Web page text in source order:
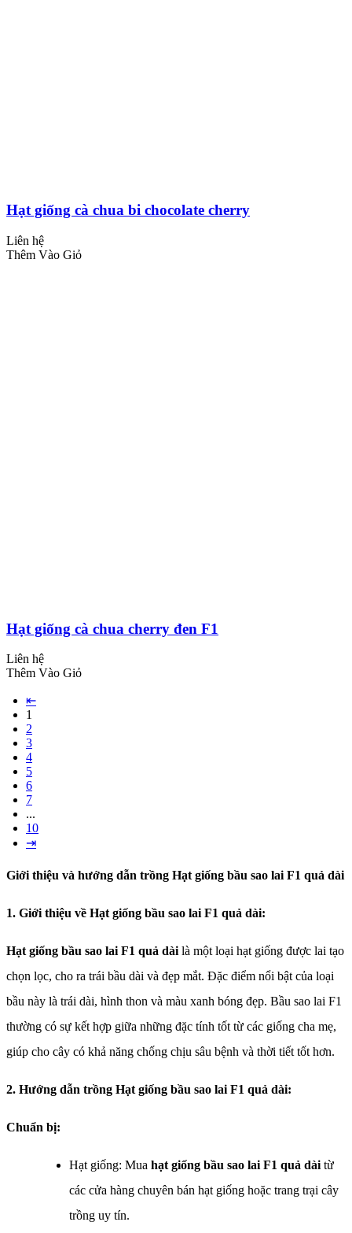
Hạt giống cà chua bi chocolate cherry
Liên hệ
Thêm Vào Giỏ
Hạt giống cà chua cherry đen F1
Liên hệ
Thêm Vào Giỏ
⇤
1
2
3
4
5
6
7
...
10
⇥
Giới thiệu và hướng dẫn trồng Hạt giống bầu sao lai F1 quả dài
1. Giới thiệu về Hạt giống bầu sao lai F1 quả dài:
Hạt giống bầu sao lai F1 quả dài là một loại hạt giống được lai tạo
chọn lọc, cho ra trái bầu dài và đẹp mắt. Đặc điểm nổi bật của loại
bầu này là trái dài, hình thon và màu xanh bóng đẹp. Bầu sao lai F1
thường có sự kết hợp giữa những đặc tính tốt từ các giống cha mẹ,
giúp cho cây có khả năng chống chịu sâu bệnh và thời tiết tốt hơn.
2. Hướng dẫn trồng Hạt giống bầu sao lai F1 quả dài:
Chuẩn bị:
Hạt giống: Mua hạt giống bầu sao lai F1 quả dài từ
các cửa hàng chuyên bán hạt giống hoặc trang trại cây
trồng uy tín.